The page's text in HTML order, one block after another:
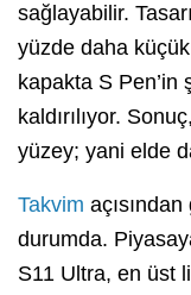
sağlayabilir.
yüzde daha
kapakta S
kaldırılıyor.
yüzey; yani elde
Takvim
durumda.
S11 Ultra, en üst